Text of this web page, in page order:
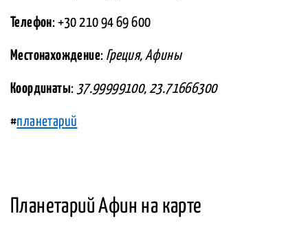
Телефон: +30 210 94 69 600
Местонахождение: Греция, Афины
Координаты: 37.99999100, 23.71666300
#планетарий
Планетарий Афин на карте